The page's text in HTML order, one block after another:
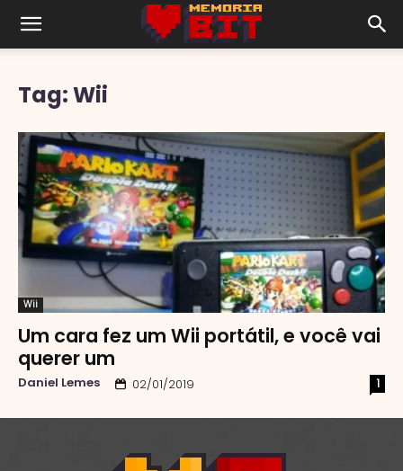
Tag: Wii
Wii
Um cara fez um Wii portátil, e você vai
querer um
Daniel Lemes 02/01/2019 1